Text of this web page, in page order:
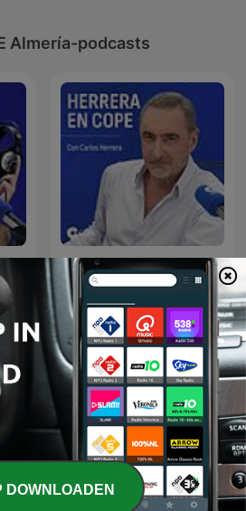
Almería-podcasts
Herrera en COPE
DOWNLOADEN